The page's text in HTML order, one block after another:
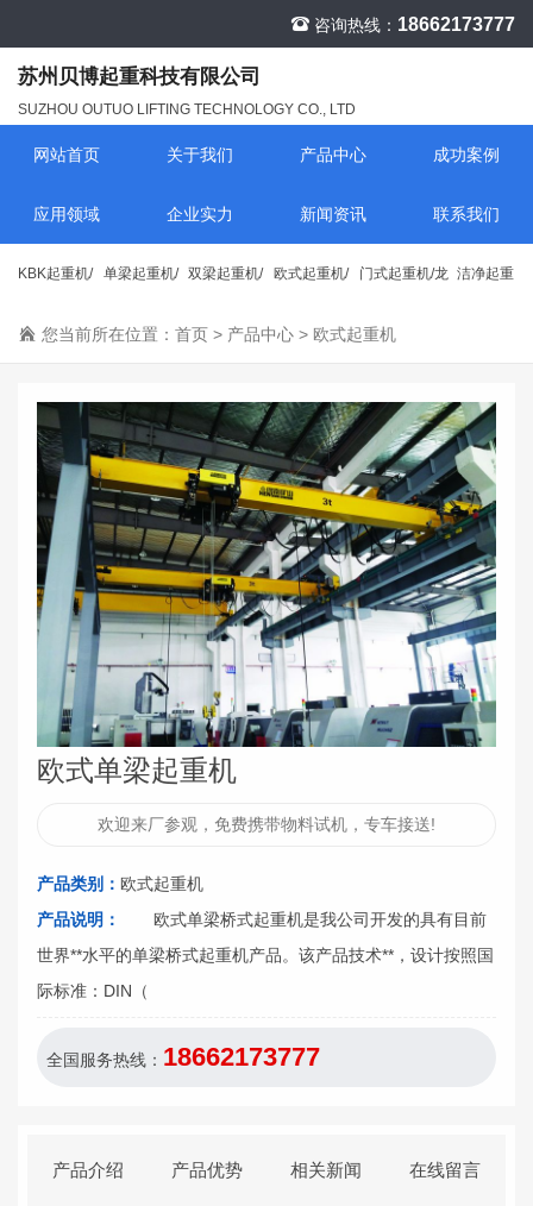
咨询热线： 18662173777
苏州贝博起重科技有限公司
SUZHOU OUTUO LIFTING TECHNOLOGY CO., LTD
网站首页 关于我们 产品中心 成功案例
应用领域 企业实力 新闻资讯 联系我们
KBK起重机/
行车
单梁起重机/
行车
双梁起重机/
行车
欧式起重机/
行车
门式起重机/龙
门吊
洁净起重
您当前所在位置： 首页 > 产品中心 > 欧式起重机
欧式单梁起重机
欢迎来厂参观，免费携带物料试机，专车接送!
产品类别： 欧式起重机
产品说明：
欧式单梁桥式起重机是我公司开发的具有目前
世界**水平的单梁桥式起重机产品。该产品技术**，设计按照国
际标准：DIN（
全国服务热线： 18662173777
产品介绍 产品优势 相关新闻 在线留言